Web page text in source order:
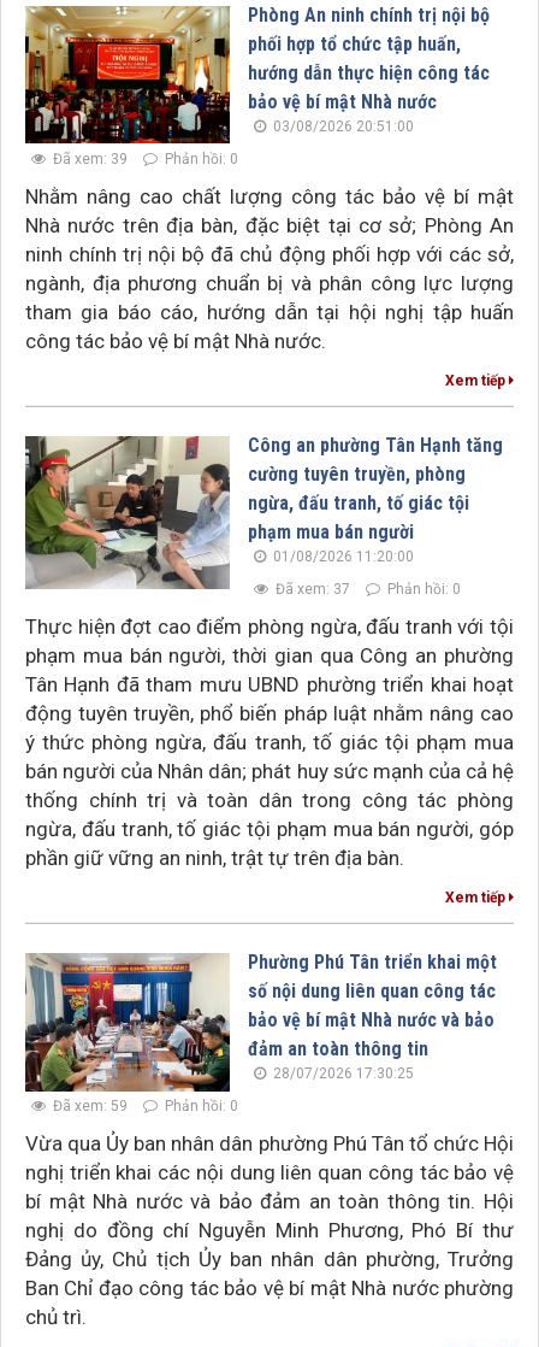
Phòng An ninh chính trị nội bộ
phối hợp tổ chức tập huấn,
hướng dẫn thực hiện công tác
bảo vệ bí mật Nhà nước
03/08/2026 20:51:00
Đã xem: 39
Phản hồi: 0
Nhằm nâng cao chất lượng công tác bảo vệ bí mật
Nhà nước trên địa bàn, đặc biệt tại cơ sở; Phòng An
ninh chính trị nội bộ đã chủ động phối hợp với các sở,
ngành, địa phương chuẩn bị và phân công lực lượng
tham gia báo cáo, hướng dẫn tại hội nghị tập huấn
công tác bảo vệ bí mật Nhà nước.
Xem tiếp
Công an phường Tân Hạnh tăng
cường tuyên truyền, phòng
ngừa, đấu tranh, tố giác tội
phạm mua bán người
01/08/2026 11:20:00
Đã xem: 37
Phản hồi: 0
Thực hiện đợt cao điểm phòng ngừa, đấu tranh với tội
phạm mua bán người, thời gian qua Công an phường
Tân Hạnh đã tham mưu UBND phường triển khai hoạt
động tuyên truyền, phổ biến pháp luật nhằm nâng cao
ý thức phòng ngừa, đấu tranh, tố giác tội phạm mua
bán người của Nhân dân; phát huy sức mạnh của cả hệ
thống chính trị và toàn dân trong công tác phòng
ngừa, đấu tranh, tố giác tội phạm mua bán người, góp
phần giữ vững an ninh, trật tự trên địa bàn.
Xem tiếp
Phường Phú Tân triển khai một
số nội dung liên quan công tác
bảo vệ bí mật Nhà nước và bảo
đảm an toàn thông tin
28/07/2026 17:30:25
Đã xem: 59
Phản hồi: 0
Vừa qua Ủy ban nhân dân phường Phú Tân tổ chức Hội
nghị triển khai các nội dung liên quan công tác bảo vệ
bí mật Nhà nước và bảo đảm an toàn thông tin. Hội
nghị do đồng chí Nguyễn Minh Phương, Phó Bí thư
Đảng ủy, Chủ tịch Ủy ban nhân dân phường, Trưởng
Ban Chỉ đạo công tác bảo vệ bí mật Nhà nước phường
chủ trì.